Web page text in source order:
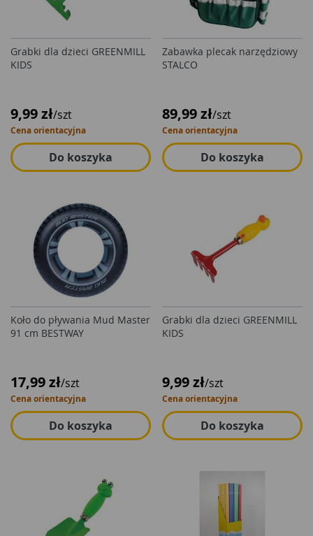
Grabki dla dzieci GREENMILL
KIDS
9,99 zł/szt
Cena orientacyjna
Do koszyka
Zabawka plecak narzędziowy
STALCO
89,99 zł/szt
Cena orientacyjna
Do koszyka
Koło do pływania Mud Master
91 cm BESTWAY
17,99 zł/szt
Cena orientacyjna
Do koszyka
Grabki dla dzieci GREENMILL
KIDS
9,99 zł/szt
Cena orientacyjna
Do koszyka